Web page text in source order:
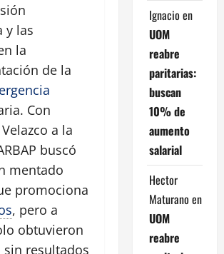
y las
la
de la
Con
a la
buscó
mentado
promociona
, pero a
obtuvieron
sin resultados
Ignacio en
UOM
reabre
paritarias:
buscan
10% de
aumento
salarial
Hector
Maturano en
UOM
reabre